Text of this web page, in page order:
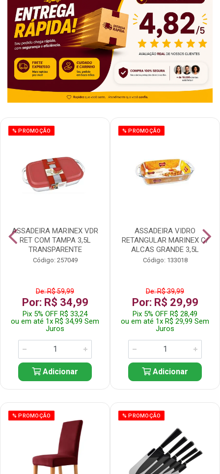
% PROMOÇÃO
ASSADEIRA MARINEX VDR
RET COM TAMPA 3,5L
TRANSPARENTE
Código: 257049
De: R$ 59,99
Por: R$ 34,99
Pix 5% OFF R$ 33,24
ou em até 1x R$ 34,99 Sem
Juros
Adicionar
% PROMOÇÃO
ASSADEIRA VIDRO
RETANGULAR MARINEX C/
ALCAS GRANDE 3,5L
Código: 133018
De: R$ 39,99
Por: R$ 29,99
Pix 5% OFF R$ 28,49
ou em até 1x R$ 29,99 Sem
Juros
Adicionar
% PROMOÇÃO % PROMOÇÃO